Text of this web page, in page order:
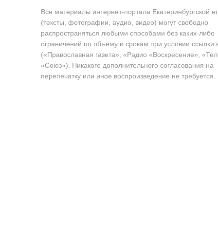
Все материалы интернет-портала Екатеринбургской
(тексты, фотографии, аудио, видео) могут свободно
распространяться любыми способами без каких-либо
ограничений по объёму и срокам при условии ссылки
(«Православная газета», «Радио «Воскресение»,
«Союз»). Никакого дополнительного согласования на
перепечатку или иное воспроизведение не требуется.